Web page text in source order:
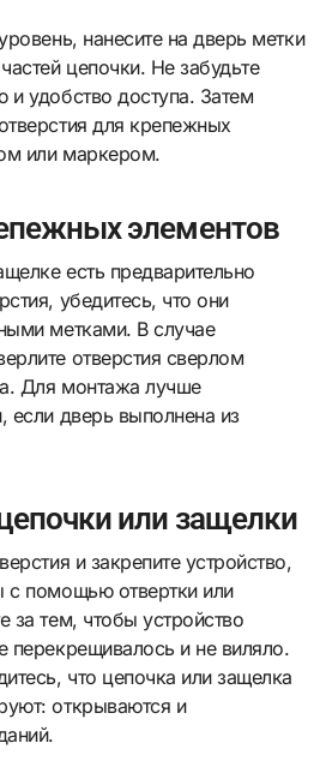
нанесите на дверь метки
цепочки. Не забудьте
и удобство доступа. Затем
для крепежных
или маркером.
элементов
есть предварительно
убедитесь, что они
метками. В случае
отверстия сверлом
Для монтажа лучше
если дверь выполнена из
или защелки
и закрепите устройство,
с помощью отвертки или
за тем, чтобы устройство
перекрещивалось и не виляло.
что цепочка или защелка
открываются и